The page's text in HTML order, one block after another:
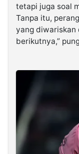
tetapi juga soal
Tanpa itu,
yang diwariskan
berikutnya,”